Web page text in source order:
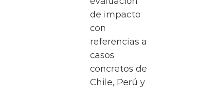
de impacto
con
referencias a
casos
concretos de
Chile, Perú y